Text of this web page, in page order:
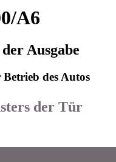
A6
Ausgabe
des Autos
der Tür